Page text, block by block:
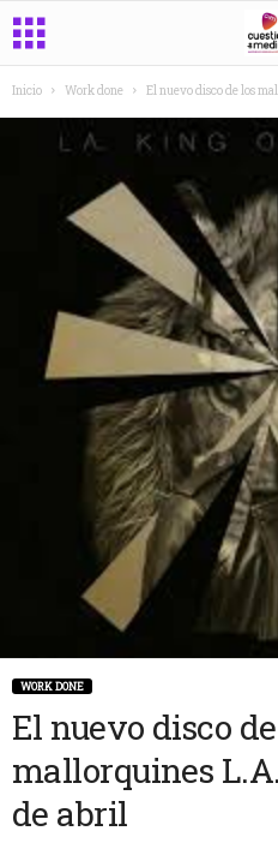
Inicio Work done El nuevo disco de los
WORK DONE
El nuevo disco
mallorquines
de abril